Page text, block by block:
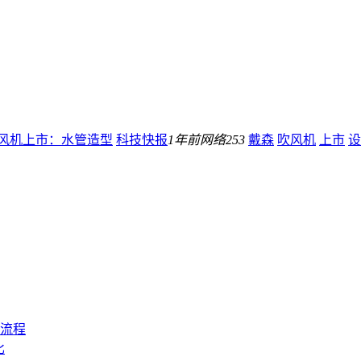
机上市：水管造型 科技快报1年前网络253 戴森 吹风机 上市
程